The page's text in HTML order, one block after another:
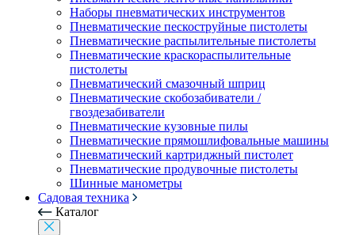
Наборы пневматических инструментов
Пневматические пескоструйные пистолеты
Пневматические распылительные пистолеты
Пневматические краскораспылительные
пистолеты
Пневматический смазочный шприц
Пневматические скобозабиватели /
гвоздезабиватели
Пневматические кузовные пилы
Пневматические прямошлифовальные машины
Пневматический картриджный пистолет
Пневматические продувочные пистолеты
Шинные манометры
Садовая техника
Каталог